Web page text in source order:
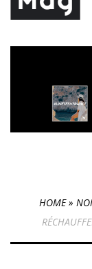
HOME»